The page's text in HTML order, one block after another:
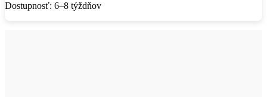
Dostupnosť: 6–8 týždňov